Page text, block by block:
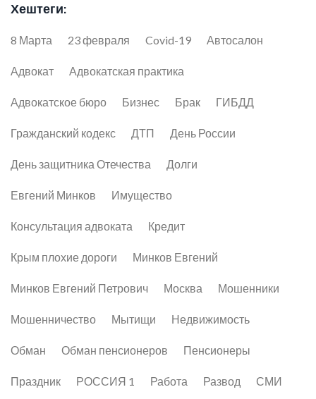
Хештеги:
8 Марта 23 февраля Covid-19 Автосалон
Адвокат Адвокатская практика
Адвокатское бюро Бизнес Брак ГИБДД
Гражданский кодекс ДТП День России
День защитника Отечества Долги
Евгений Минков Имущество
Консультация адвоката Кредит
Крым плохие дороги Минков Евгений
Минков Евгений Петрович Москва Мошенники
Мошенничество Мытищи Недвижимость
Обман Обман пенсионеров Пенсионеры
Праздник РОССИЯ 1 Работа Развод СМИ